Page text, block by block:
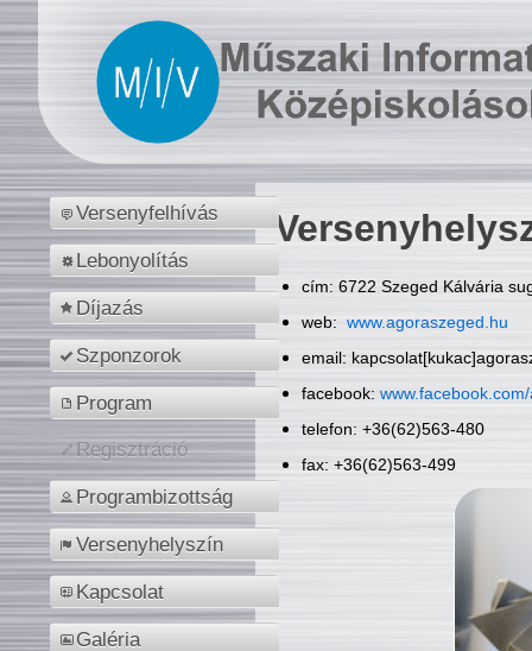
Versenyfelhívás
Lebonyolítás
Díjazás
Szponzorok
Program
Regisztráció
Programbizottság
Versenyhelyszín
Kapcsolat
Galéria
cím: 6722 Szeged Kálvária
web: www.agoraszeged.hu
email:
facebook:
telefon: +36(62)563-480
fax: +36(62)563-499